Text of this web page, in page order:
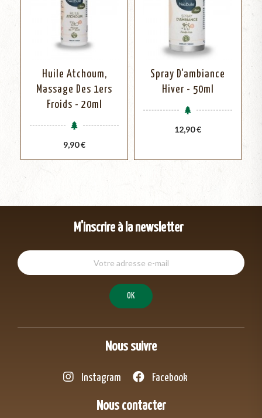
Huile Atchoum,
Massage Des 1ers
Froids - 20ml
Prix
9,90 €
Spray D'ambiance
Hiver - 50ml
Prix
12,90 €
M'inscrire à la newsletter
Nous suivre
Instagram Facebook
Nous contacter